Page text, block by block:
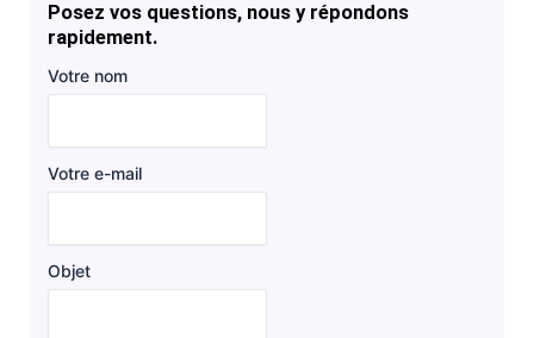
Posez vos questions, nous y répondons
rapidement.
Votre nom
Votre e-mail
Objet